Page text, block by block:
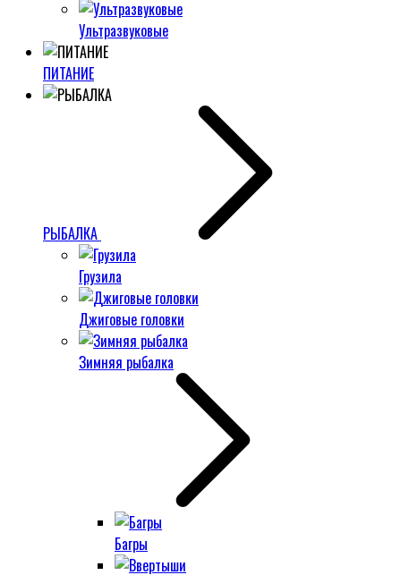
Ультразвуковые
ПИТАНИЕ
РЫБАЛКА
Грузила
Джиговые головки
Зимняя рыбалка
Багры